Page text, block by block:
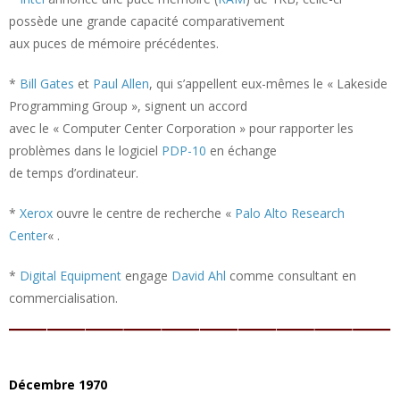
possède une grande capacité comparativement
aux puces de mémoire précédentes.
* Bill Gates et Paul Allen, qui s’appellent eux-mêmes le « Lakeside
Programming Group », signent un accord
avec le « Computer Center Corporation » pour rapporter les
problèmes dans le logiciel PDP-10 en échange
de temps d’ordinateur.
* Xerox ouvre le centre de recherche « Palo Alto Research
Center« .
* Digital Equipment engage David Ahl comme consultant en
commercialisation.
Décembre 1970